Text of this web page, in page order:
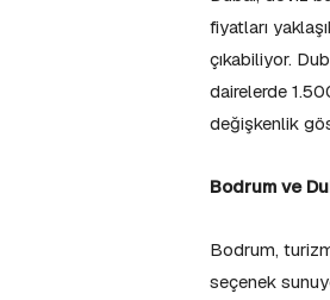
fiyatları
çıkabiliyor.
dairelerde
değişkenlik
Bodrum ve
Bodrum,
seçenek